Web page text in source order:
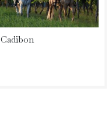
Cadibon